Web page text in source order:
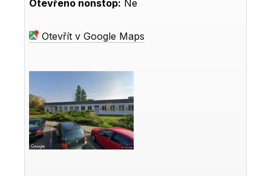
Otevřeno nonstop: Ne
Otevřít v Google Maps